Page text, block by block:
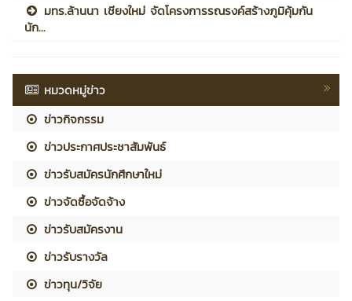
มทร.ล้านนา เชียงใหม่ จัดโครงการรณรงค์สร้างภูมิคุ้มกัน
นัก...
หมวดหมู่ข่าว
ข่าวกิจกรรม
ข่าวประกาศประชาสัมพันธ์
ข่าวรับสมัครนักศึกษาใหม่
ข่าวจัดซื้อจัดจ้าง
ข่าวรับสมัครงาน
ข่าวรับรางวัล
ข่าวทุน/วิจัย